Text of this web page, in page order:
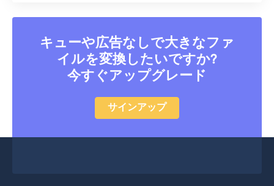
キューや広告なしで大きなファ
イルを変換したいですか?
今すぐアップグレード
サインアップ